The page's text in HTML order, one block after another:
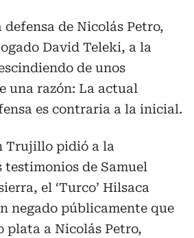
de Nicolás Petro,
David Teleki, a la
de unos
una razón: La actual
es contraria a la inicial.
Trujillo pidió a la
de Samuel
el ‘Turco’ Hilsaca
negado públicamente que
plata a Nicolás Petro,